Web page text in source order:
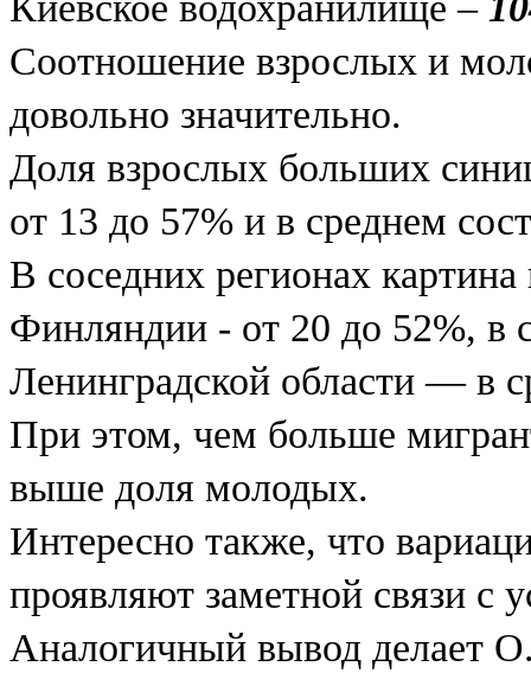
Соотношение взрослых и
довольно значительно.
Доля взрослых больших
от 13 до 57% и в среднем
В соседних регионах
Финляндии - от 20 до 52%, в
Ленинградской области — в
При этом, чем больше
выше доля молодых.
Интересно также, что
проявляют заметной связи с
Аналогичный вывод делает